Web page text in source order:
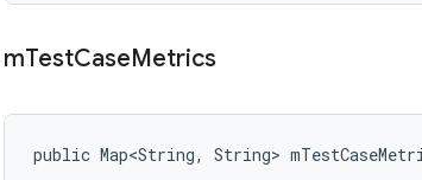
mTestCaseMetrics
public Map<String, String>